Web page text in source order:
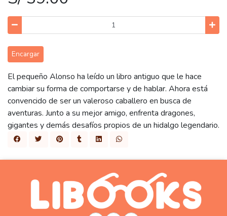
Encargar
El pequeño Alonso ha leído un libro antiguo que le hace
cambiar su forma de comportarse y de hablar. Ahora está
convencido de ser un valeroso caballero en busca de
aventuras. Junto a su mejor amigo, enfrenta dragones,
gigantes y demás desafíos propios de un hidalgo legendario.